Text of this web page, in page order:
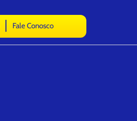
Fale Conosco